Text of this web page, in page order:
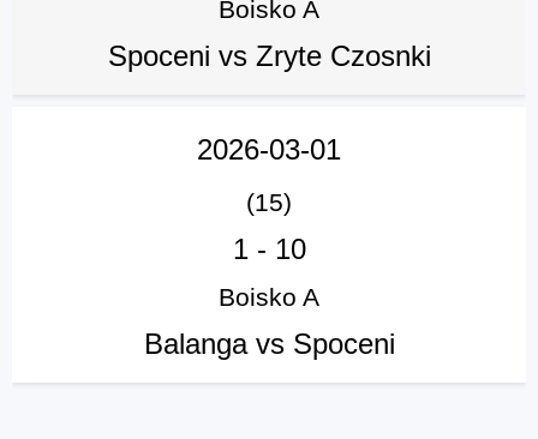
Boisko A
Spoceni vs Zryte Czosnki
2026-03-01
(15)
1- 10
Boisko A
Balanga vs Spoceni